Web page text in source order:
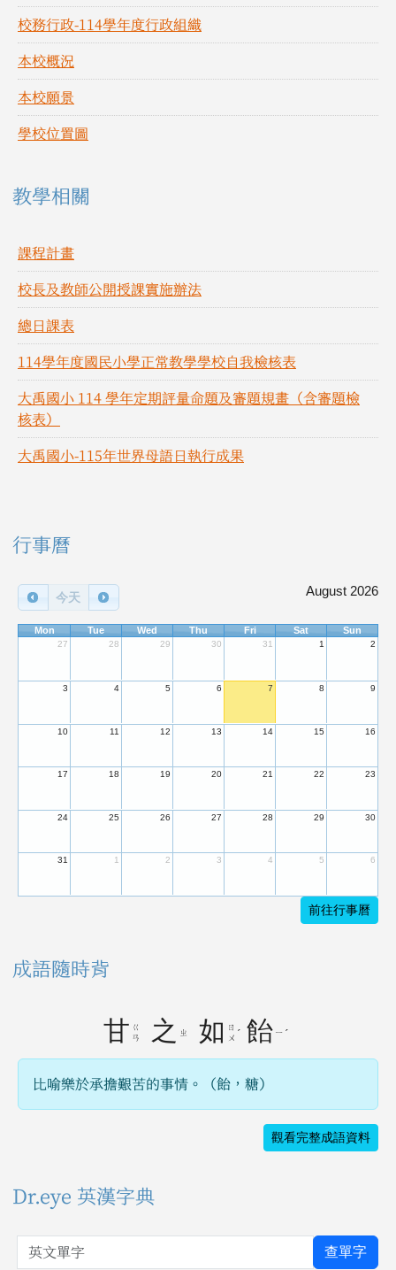
校務行政-114學年度行政組織
本校概況
本校願景
學校位置圖
教學相關
課程計畫
校長及教師公開授課實施辦法
總日課表
114學年度國民小學正常教學學校自我檢核表
大禹國小 114 學年定期評量命題及審題規畫（含審題檢
核表）
大禹國小-115年世界母語日執行成果
右邊區域內容
行事曆
今天 August 2026
Mon Tue Wed Thu Fri Sat Sun
27 28 29 30 31 1 2
3 4 5 6 7 8 9
10 11 12 13 14 15 16
17 18 19 20 21 22 23
24 25 26 27 28 29 30
31 1 2 3 4 5 6
前往行事曆
成語隨時背
甘 ㄍ
ㄢ
之 ㄓ 如
ㄖ
ㄨ ˊ 飴 ㄧ ˊ
比喻樂於承擔艱苦的事情。（飴，糖）
觀看完整成語資料
Dr.eye 英漢字典
英文單字 查單字